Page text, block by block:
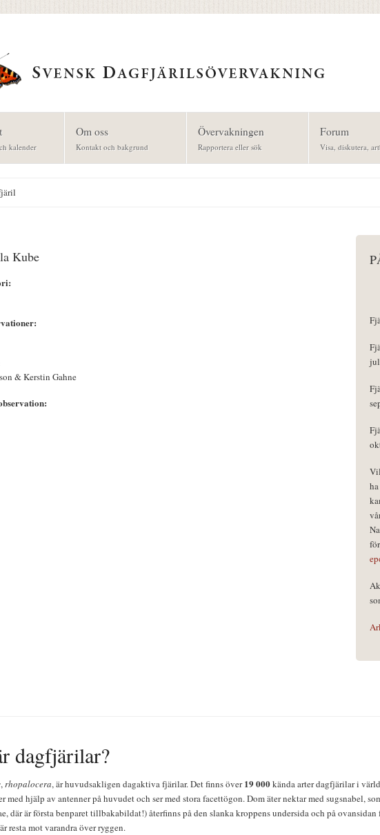
kalender
Om oss
Kontakt och bakgrund
Övervakningen
Rapportera eller sök
Forum
Visa, diskutera,
Kube
& Kerstin Gahne
dagfjärilar?
,rhopalocera, är huvudsakligen dagaktiva fjärilar. Det finns över19 000kända arter dagfjärilar i
med hjälp av antenner på huvudet och ser med stora facettögon. Dom äter nektar med sugsnabel,
där är första benparet tillbakabildat!) återfinns på den slanka kroppens undersida och på
resta mot varandra över ryggen.